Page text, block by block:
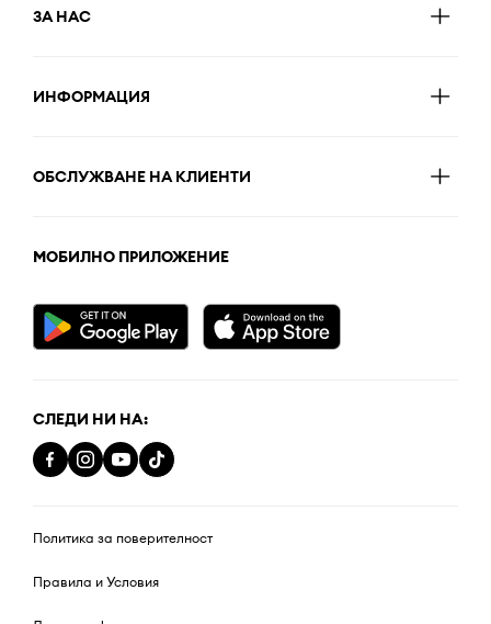
ЗА НАС
ИНФОРМАЦИЯ
ОБСЛУЖВАНЕ НА КЛИЕНТИ
МОБИЛНО ПРИЛОЖЕНИЕ
СЛЕДИ НИ НА:
Политика за поверителност
Правила и Условия